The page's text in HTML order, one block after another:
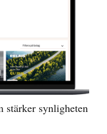
stärker synligheten